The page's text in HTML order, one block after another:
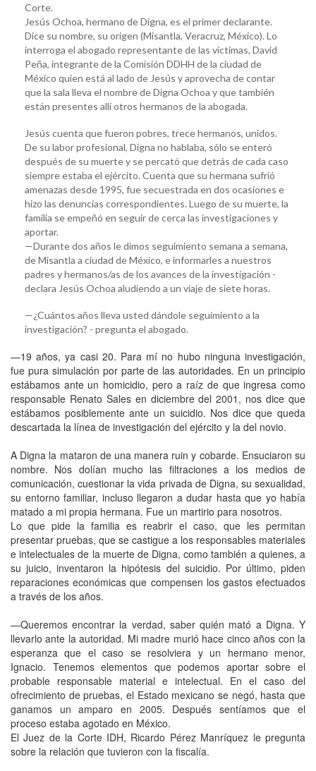
Corte.
Jesús Ochoa, hermano de Digna, es el primer declarante.
Dice su nombre, su origen (Misantla, Veracruz, México). Lo
interroga el abogado representante de las víctimas, David
Peña, integrante de la Comisión DDHH de la ciudad de
México quien está al lado de Jesús y aprovecha de contar
que la sala lleva el nombre de Digna Ochoa y que también
están presentes allí otros hermanos de la abogada.
Jesús cuenta que fueron pobres, trece hermanos, unidos.
De su labor profesional, Digna no hablaba, sólo se enteró
después de su muerte y se percató que detrás de cada caso
siempre estaba el ejército. Cuenta que su hermana sufrió
amenazas desde 1995, fue secuestrada en dos ocasiones e
hizo las denuncias correspondientes. Luego de su muerte, la
familia se empeñó en seguir de cerca las investigaciones y
aportar.
—Durante dos años le dimos seguimiento semana a semana,
de Misantla a ciudad de México, e informarles a nuestros
padres y hermanos/as de los avances de la investigación -
declara Jesús Ochoa aludiendo a un viaje de siete horas.
—¿Cuántos años lleva usted dándole seguimiento a la
investigación? - pregunta el abogado.
—19 años, ya casi 20. Para mí no hubo ninguna investigación,
fue pura simulación por parte de las autoridades. En un principio
estábamos ante un homicidio, pero a raíz de que ingresa como
responsable Renato Sales en diciembre del 2001, nos dice que
estábamos posiblemente ante un suicidio. Nos dice que queda
descartada la línea de investigación del ejército y la del novio.
A Digna la mataron de una manera ruin y cobarde. Ensuciaron su
nombre. Nos dolían mucho las filtraciones a los medios de
comunicación, cuestionar la vida privada de Digna, su sexualidad,
su entorno familiar, incluso llegaron a dudar hasta que yo había
matado a mi propia hermana. Fue un martirio para nosotros.
Lo que pide la familia es reabrir el caso, que les permitan
presentar pruebas, que se castigue a los responsables materiales
e intelectuales de la muerte de Digna, como también a quienes, a
su juicio, inventaron la hipótesis del suicidio. Por último, piden
reparaciones económicas que compensen los gastos efectuados
a través de los años.
—Queremos encontrar la verdad, saber quién mató a Digna. Y
llevarlo ante la autoridad. Mi madre murió hace cinco años con la
esperanza que el caso se resolviera y un hermano menor,
Ignacio. Tenemos elementos que podemos aportar sobre el
probable responsable material e intelectual. En el caso del
ofrecimiento de pruebas, el Estado mexicano se negó, hasta que
ganamos un amparo en 2005. Después sentíamos que el
proceso estaba agotado en México.
El Juez de la Corte IDH, Ricardo Pérez Manríquez le pregunta
sobre la relación que tuvieron con la fiscalía.